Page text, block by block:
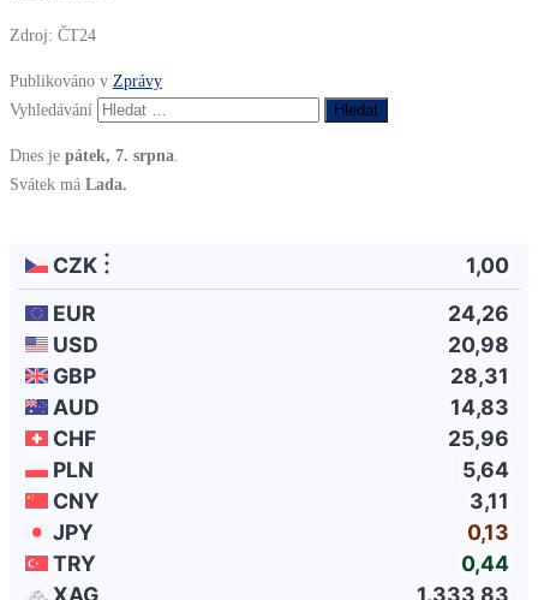
Zdroj: ČT24
Publikováno v Zprávy
Vyhledávání
Dnes je pátek, 7. srpna.
Svátek má Lada.